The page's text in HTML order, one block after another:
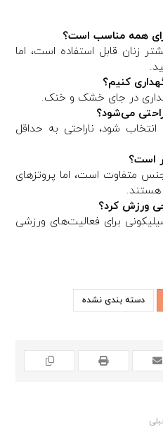
همه مناسب است؟
زنان قابل استفاده است، اما
کنیم؟
در جای خشک و خنک.
می‌شود؟
شود، ناراحتی به حداقل
است؟
متفاوت است، اما پروتزهای
هستند.
ورزش کرد؟
برای فعالیت‌های ورزشی
دسته بندی نشده